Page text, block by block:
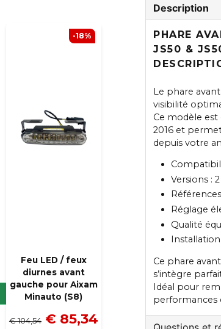
Feu LED / feux
diurnes avant
gauche pour Aixam
Minauto (S8)
€ 104,54 € 85,34
-18%
Description
PHARE
JS50 &
Le phare
visibilité
Ce modèle
2016 et
depuis votre
Versions :
Réglage
Qualité
Ce phare
s’intègre
Idéal pour
performances